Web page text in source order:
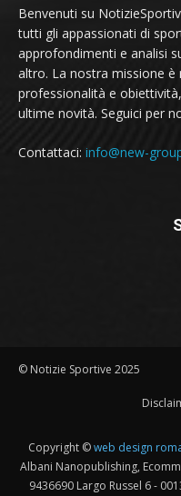
Benvenuti su
tutti gli appassionati di
approfondimenti e analisi
altro. La nostra missione
professionalità e
ultime novità. Seguici per
Contattaci: info@new-
© Notizie Sportive 2025
Copyright ©web design
Albani Nanopublishing,
9436690 Largo Russel 6 -